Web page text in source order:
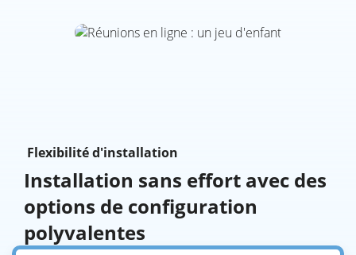
Flexibilité d'installation
Installation sans effort avec des
options de configuration
polyvalentes